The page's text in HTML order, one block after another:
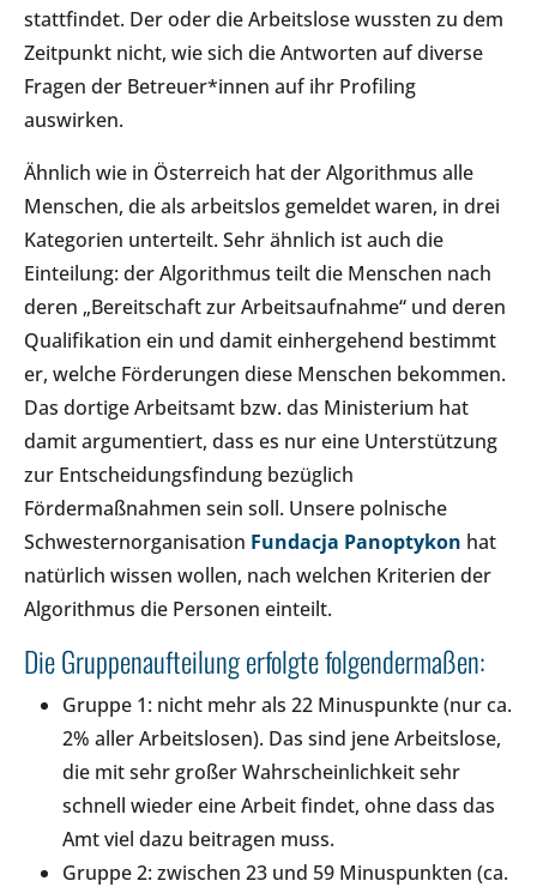
stattfindet. Der oder die Arbeitslose wussten zu dem
Zeitpunkt nicht, wie sich die Antworten auf diverse
Fragen der Betreuer*innen auf ihr Profiling
auswirken.
Ähnlich wie in Österreich hat der Algorithmus alle
Menschen, die als arbeitslos gemeldet waren, in drei
Kategorien unterteilt. Sehr ähnlich ist auch die
Einteilung: der Algorithmus teilt die Menschen nach
deren „Bereitschaft zur Arbeitsaufnahme“ und deren
Qualifikation ein und damit einhergehend bestimmt
er, welche Förderungen diese Menschen bekommen.
Das dortige Arbeitsamt bzw. das Ministerium hat
damit argumentiert, dass es nur eine Unterstützung
zur Entscheidungsfindung bezüglich
Fördermaßnahmen sein soll. Unsere polnische
Schwesternorganisation Fundacja Panoptykon hat
natürlich wissen wollen, nach welchen Kriterien der
Algorithmus die Personen einteilt.
Die Gruppenaufteilung erfolgte folgendermaßen:
Gruppe 1: nicht mehr als 22 Minuspunkte (nur ca.
2% aller Arbeitslosen). Das sind jene Arbeitslose,
die mit sehr großer Wahrscheinlichkeit sehr
schnell wieder eine Arbeit findet, ohne dass das
Amt viel dazu beitragen muss.
Gruppe 2: zwischen 23 und 59 Minuspunkten (ca.